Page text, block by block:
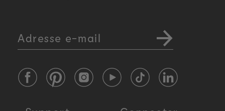
Adresse e-mail
FacebookPinterestInstagramYouTubeTikTokLinkedIn